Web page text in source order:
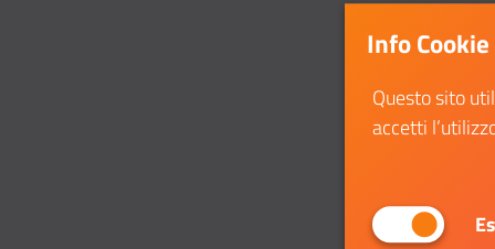
Info Cookie
Questo sito
accetti